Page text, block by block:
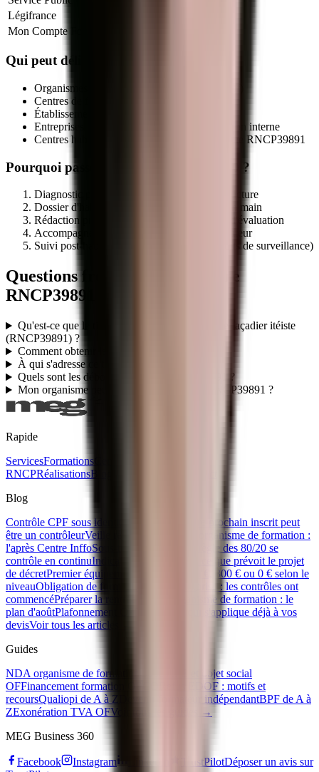
Légifrance
Mon Compte Formation
Qui peut délivrer le titre
Organismes de formation déclarés (NDA actif)
Centres de formation d'apprentis (CFA)
Établissements publics de formation
Entreprises qualifiées via leur service formation interne
Centres habilités par le certificateur sur la fiche RNCP39891
Pourquoi passer par MEG Business 360 ?
Diagnostic préalable d'éligibilité de votre structure
Dossier d'habilitation centre évaluateur clé en main
Rédaction programme + référentiel + outils d'évaluation
Accompagnement audit initial par le certificateur
Suivi post-habilitation (renouvellement, audits de surveillance)
Questions fréquentes sur le titre
RNCP39891
Qu'est-ce que le titre professionnel TP - Peintre façadier itéiste
(RNCP39891) ?
Comment obtenir le titre RNCP39891 ?
À qui s'adresse ce titre RNCP39891 ?
Quels sont les débouchés du titre RNCP39891 ?
Mon organisme peut-il faire passer le titre RNCP39891 ?
Rapide
ServicesFormations
RNCPRéalisationsBlog
Blog
Contrôle CPF sous identité d'emprunt : votre prochain inscrit peut
être un contrôleurVeille réglementaire d'un organisme de formation :
l'après Centre InffoSous-traitance CPF : la règle des 80/20 se
contrôle en continuIndicateur 33 Qualiopi : ce que prévoit le projet
de décretPremier équipement apprenti : 500 €, 300 € ou 0 € selon le
niveauObligation de formation IA en entreprise : les contrôles ont
commencéPréparer la rentrée de son organisme de formation : le
plan d'aoûtPlafonnement CPF 2026 : ce qui s'applique déjà à vos
devisVoir tous les articles →
Guides
NDA organisme de formation
Code APE et objet social
OFFinancement formation OPCO
Refus EDOF : motifs et
recoursQualiopi de A à Z Devenir formateur indépendantBPF de A à
ZExonération TVA OFVoir tous les guides →
MEG Business 360
Facebook Instagram TrustPilotDéposer un avis sur